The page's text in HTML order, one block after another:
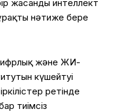
жасанды интеллект
нәтиже бере
және ЖИ-
күшейтуі
ретінде
тиімсіз